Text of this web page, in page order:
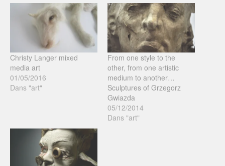
Christy Langer mixed
media art
01/05/2016
Dans "art"
From one style to the
other, from one artistic
medium to another…
Sculptures of Grzegorz
Gwiazda
05/12/2014
Dans "art"